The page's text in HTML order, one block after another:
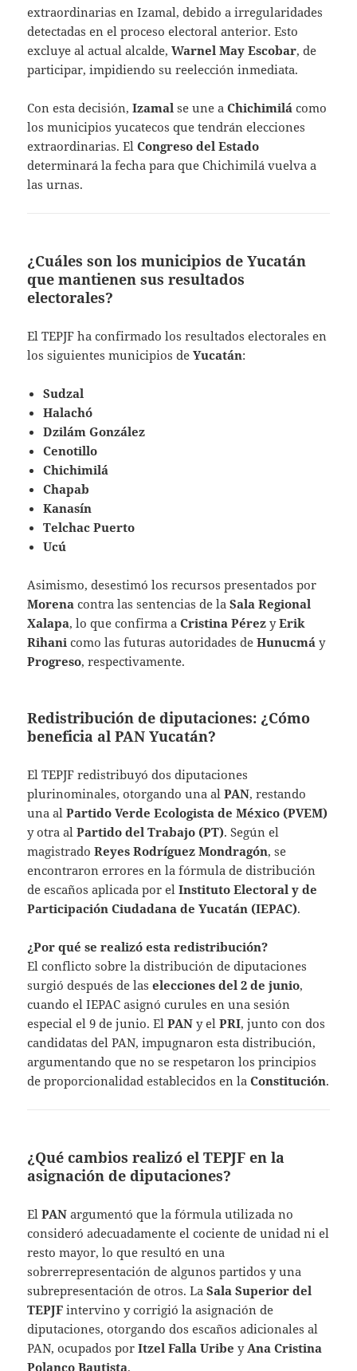
extraordinarias en Izamal, debido a irregularidades
detectadas en el proceso electoral anterior. Esto
excluye al actual alcalde,Warnel May Escobar, de
participar, impidiendo su reelección inmediata.
Con esta decisión,Izamal se une aChichimilá como
los municipios yucatecos que tendrán elecciones
extraordinarias. ElCongreso del Estado
determinará la fecha para que Chichimilá vuelva a
las urnas.
¿Cuáles son los municipios de Yucatán
que mantienen sus resultados
electorales?
El TEPJF ha confirmado los resultados electorales en
los siguientes municipios deYucatán:
Sudzal
Halachó
Dzilám González
Cenotillo
Chichimilá
Chapab
Kanasín
Telchac Puerto
Ucú
Asimismo, desestimó los recursos presentados por
Morena contra las sentencias de laSala Regional
Xalapa, lo que confirma aCristina Pérez yErik
Rihani como las futuras autoridades deHunucmá y
Progreso, respectivamente.
Redistribución de diputaciones: ¿Cómo
beneficia al PAN Yucatán?
El TEPJF redistribuyó dos diputaciones
plurinominales, otorgando una alPAN, restando
una alPartido Verde Ecologista de México (PVEM)
y otra alPartido del Trabajo (PT). Según el
magistradoReyes Rodríguez Mondragón, se
encontraron errores en la fórmula de distribución
de escaños aplicada por elInstituto Electoral y de
Participación Ciudadana de Yucatán (IEPAC).
¿Por qué se realizó esta redistribución?
El conflicto sobre la distribución de diputaciones
surgió después de laselecciones del 2 de junio,
cuando el IEPAC asignó curules en una sesión
especial el 9 de junio. ElPAN y elPRI, junto con dos
candidatas del PAN, impugnaron esta distribución,
argumentando que no se respetaron los principios
de proporcionalidad establecidos en laConstitución.
¿Qué cambios realizó el TEPJF en la
asignación de diputaciones?
ElPAN argumentó que la fórmula utilizada no
consideró adecuadamente el cociente de unidad ni el
resto mayor, lo que resultó en una
sobrerrepresentación de algunos partidos y una
subrepresentación de otros. LaSala Superior del
TEPJF intervino y corrigió la asignación de
diputaciones, otorgando dos escaños adicionales al
PAN, ocupados porItzel Falla Uribe y Ana Cristina
Polanco Bautista.